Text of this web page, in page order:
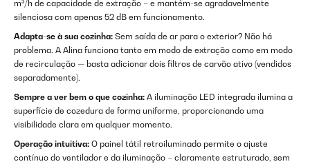
m³/h de capacidade de extração – e mantém-se agradavelmente
silenciosa com apenas 52 dB em funcionamento.
Adapta-se à sua cozinha: Sem saída de ar para o exterior? Não há
problema. A Alina funciona tanto em modo de extração como em modo
de recirculação — basta adicionar dois filtros de carvão ativo (vendidos
separadamente).
Sempre a ver bem o que cozinha: A iluminação LED integrada ilumina a
superfície de cozedura de forma uniforme, proporcionando uma
visibilidade clara em qualquer momento.
Operação intuitiva: O painel tátil retroiluminado permite o ajuste
contínuo do ventilador e da iluminação – claramente estruturado, sem